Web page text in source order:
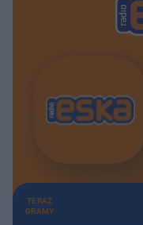
TERAZ
GRAMY